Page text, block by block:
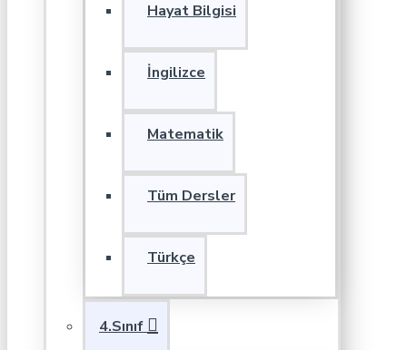
Hayat Bilgisi
İngilizce
Matematik
Tüm Dersler
Türkçe
4.Sınıf